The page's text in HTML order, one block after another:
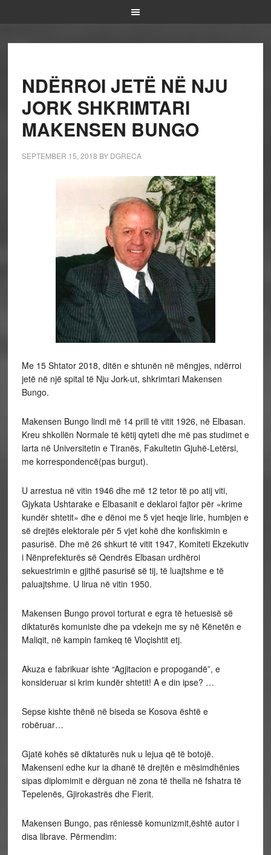
NDËRROI JETË NË NJU
JORK SHKRIMTARI
MAKENSEN BUNGO
SEPTEMBER 15, 2018 BY DGRECA
Me 15 Shtator 2018, ditën e shtunën në mëngjes, ndërroi
jetë në një spital të Nju Jork-ut, shkrimtari Makensen
Bungo.
Makensen Bungo lindi më 14 prill të vitit 1926, në Elbasan.
Kreu shkollën Normale të këtij qyteti dhe më pas studimet e
larta në Universitetin e Tiranës, Fakultetin Gjuhë-Letërsi,
me korrespondencë(pas burgut).
U arrestua në vitin 1946 dhe më 12 tetor të po atij viti,
Gjykata Ushtarake e Elbasanit e deklaroi fajtor për «krime
kundër shtetit» dhe e dënoi me 5 vjet heqje lirie, humbjen e
së drejtës elektorale për 5 vjet kohë dhe konfiskimin e
pasurisë. Dhe më 26 shkurt të vitit 1947, Komiteti Ekzekutiv
i Nënprefekturës së Qendrës Elbasan urdhëroi
sekuestrimin e gjithë pasurisë së tij, të luajtshme e të
paluajtshme. U lirua në vitin 1950.
Makensen Bungo provoi torturat e egra të hetuesisë së
diktaturës komuniste dhe pa vdekejn me sy në Kënetën e
Maliqit, në kampin famkeq të Vloçishtit etj.
Akuza e fabrikuar ishte “Agjitacion e propogandë”, e
konsideruar si krim kundër shtetit! A e din ipse? …
Sepse kishte thënë në biseda se Kosova është e
robëruar…
Gjatë kohës së diktaturës nuk u lejua që të botojë.
Makenseni edhe kur ia dhanë të drejtën e mësimdhënies
sipas diplomimit e dërguan në zona të thella në fshatra të
Tepelenës, Gjirokastrës dhe Fierit.
Makensen Bungo, pas rëniessë komunizmit,është autor i
disa librave. Përmendim: